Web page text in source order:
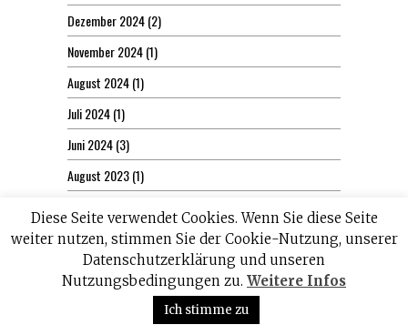
Dezember 2024(2)
November 2024(1)
August 2024(1)
Juli 2024(1)
Juni 2024(3)
August 2023(1)
Juni 2023(3)
Mai 2023(1)
(3)
Diese Seite verwendet Cookies. Wenn Sie diese Seite
weiter nutzen, stimmen Sie der Cookie-Nutzung, unserer
Datenschutzerklärung und unseren
Nutzungsbedingungen zu. Weitere Infos
Ich stimme zu